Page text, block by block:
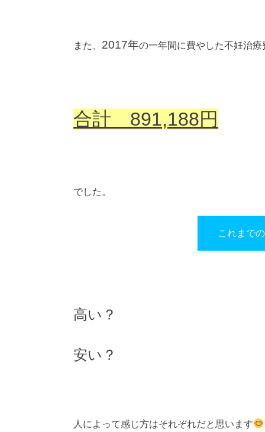
また、 2017年の一年間に費やした不妊治療
合計 891,188円
でした。
これまで
高い？
安い？
人によって感じ方はそれぞれだと思います